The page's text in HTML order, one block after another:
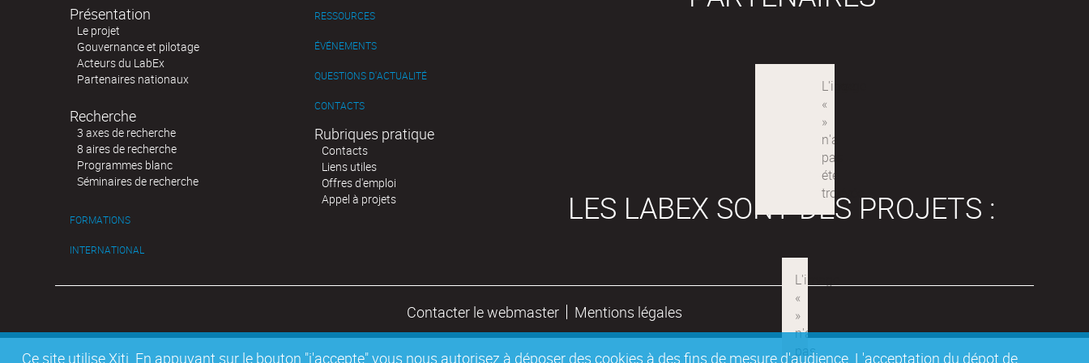
Ce site utilise Xiti. En appuyant sur le bouton "j'accepte" vous nous autorisez à déposer des cookies à des fins de mesure d'audience. L'acceptation du dépot de
Présentation
Le projet
Gouvernance et pilotage
Acteurs du LabEx
Partenaires nationaux
Recherche
3 axes de recherche
8 aires de recherche
Programmes blanc
Séminaires de recherche
FORMATIONS
INTERNATIONAL
RESSOURCES
ÉVÉNEMENTS
QUESTIONS D'ACTUALITÉ
CONTACTS
Rubriques pratique
Contacts
Liens utiles
Offres d'emploi
Appel à projets
LES LABEX SONT DES PROJETS :
Contacter le webmaster Mentions légales